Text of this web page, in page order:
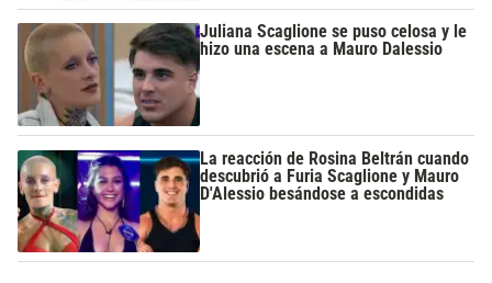
Juliana Scaglione se puso celosa y le
hizo una escena a Mauro Dalessio
La reacción de Rosina Beltrán cuando
descubrió a Furia Scaglione y Mauro
D'Alessio besándose a escondidas